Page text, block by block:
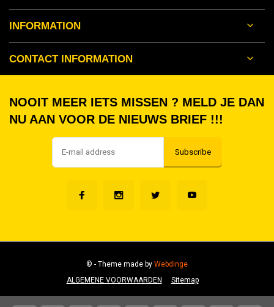
INFORMATION
CONTACT INFORMATION
NOOIT MEER IETS MISSEN ? MELD JE DAN
NU AAN VOOR DE NIEUWS BRIEF !!!
Subscribe
ALGEMENE VOORWAARDEN Sitemap
© - Theme made byWebdinge